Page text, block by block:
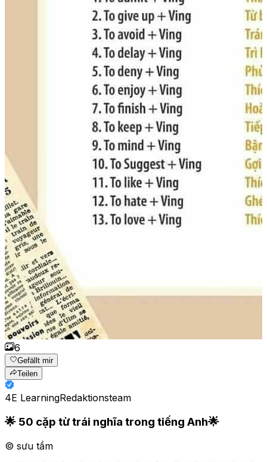
6
Gefällt mir
Teilen
4E LearningRedaktionsteam
🌟 50 cặp từ trái nghĩa trong tiếng Anh🌟
© sưu tầm